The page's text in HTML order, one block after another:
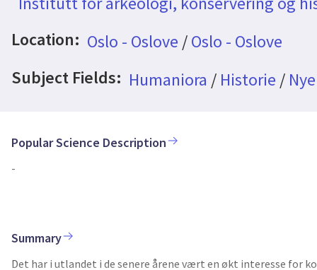
Location: Oslo - Oslove /Oslo - Oslove
Subject Fields: Humaniora / Historie /
Popular Science Description
-
Summary
Det har i utlandet i de senere årene vært en økt interesse for